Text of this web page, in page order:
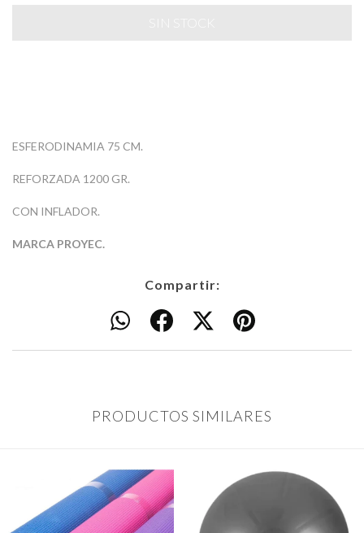
ESFERODINAMIA 75 CM.
REFORZADA 1200 GR.
CON INFLADOR.
MARCA PROYEC.
Compartir:
PRODUCTOS SIMILARES